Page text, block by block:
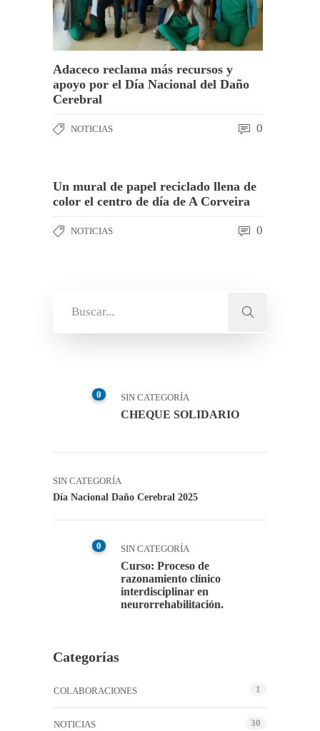
Adaceco reclama más recursos y
apoyo por el Día Nacional del Daño
Cerebral
NOTICIAS 0
Un mural de papel reciclado llena de
color el centro de día de A Corveira
NOTICIAS 0
0 SIN CATEGORÍA
CHEQUE SOLIDARIO
SIN CATEGORÍA
Día Nacional Daño Cerebral 2025
0 SIN CATEGORÍA
Curso: Proceso de
razonamiento clínico
interdisciplinar en
neurorrehabilitación.
Categorías
COLABORACIONES 1
NOTICIAS 30